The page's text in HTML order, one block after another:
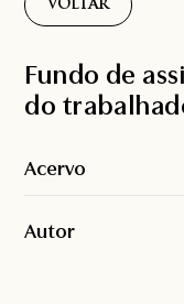
VOLTAR
Fundo de
do
Acervo
Autor